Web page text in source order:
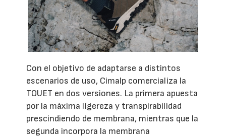
Con el objetivo de adaptarse a distintos
escenarios de uso, Cimalp comercializa la
TOUET en dos versiones. La primera apuesta
por la máxima ligereza y transpirabilidad
prescindiendo de membrana, mientras que la
segunda incorpora la membrana